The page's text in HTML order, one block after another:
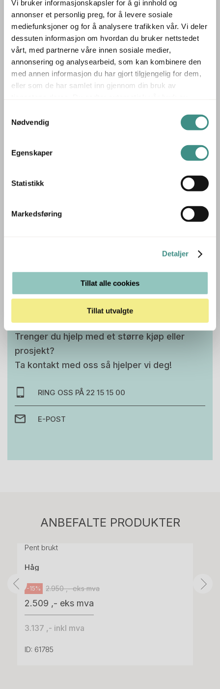
Vi bruker informasjonskapsler for å gi innhold og
annonser et personlig preg, for å levere sosiale
mediefunksjoner og for å analysere trafikken vår. Vi deler
dessuten informasjon om hvordan du bruker nettstedet
vårt, med partnerne våre innen sosiale medier,
annonsering og analysearbeid, som kan kombinere den
med annen informasjon du har gjort tilgjengelig for dem,
eller som de har samlet inn gjennom din bruk av
Nødvendig
Egenskaper
Statistikk
Markedsføring
Detaljer
Tillat alle cookies
Tillat utvalgte
romavdeler og som bindeledd mellom ulike soner i åpne
kontorlandskap.
Almedahls har lange tradisjoner innen skandinavisk
tekstildesign og er kjent for å kombinere funksjon og
form med tydelig kvalitet. Dette teppet tilfører rommet en
lunhet og visuell ro, samtidig som det bidrar til bedre
kontorløsninger og møterom
▪ Rolig uttrykk og dempet mønster – bidrar til en behagelig
atmosfære
Point-serien fra Almedahls viser hvordan tekstil kan være
både diskret og virkningsfullt – og hvordan brukt er det
nye, også når det gjelder tepper.
Tilleggsinfo
Trenger du hjelp med et større kjøp eller
prosjekt?
Ta kontakt med oss så hjelper vi deg!
RING OSS PÅ 22 15 15 00
E-POST
ANBEFALTE PRODUKTER
Pent brukt
Håg
-15% 2.950 ,- eks mva
2.509 ,- eks mva
3.137 ,- inkl mva
ID: 61785